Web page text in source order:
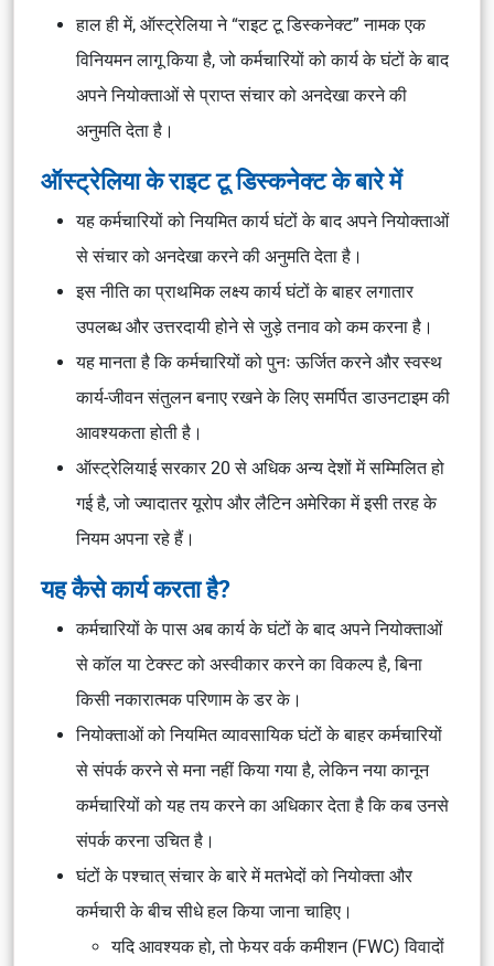
हाल ही में, ऑस्ट्रेलिया ने “राइट टू डिस्कनेक्ट” नामक एक
विनियमन लागू किया है, जो कर्मचारियों को कार्य के घंटों के बाद
अपने नियोक्ताओं से प्राप्त संचार को अनदेखा करने की
अनुमति देता है।
ऑस्ट्रेलिया के राइट टू डिस्कनेक्ट के बारे में
यह कर्मचारियों को नियमित कार्य घंटों के बाद अपने नियोक्ताओं
से संचार को अनदेखा करने की अनुमति देता है।
इस नीति का प्राथमिक लक्ष्य कार्य घंटों के बाहर लगातार
उपलब्ध और उत्तरदायी होने से जुड़े तनाव को कम करना है।
यह मानता है कि कर्मचारियों को पुनः ऊर्जित करने और स्वस्थ
कार्य-जीवन संतुलन बनाए रखने के लिए समर्पित डाउनटाइम की
आवश्यकता होती है।
ऑस्ट्रेलियाई सरकार 20 से अधिक अन्य देशों में सम्मिलित हो
गई है, जो ज्यादातर यूरोप और लैटिन अमेरिका में इसी तरह के
नियम अपना रहे हैं।
यह कैसे कार्य करता है?
कर्मचारियों के पास अब कार्य के घंटों के बाद अपने नियोक्ताओं
से कॉल या टेक्स्ट को अस्वीकार करने का विकल्प है, बिना
किसी नकारात्मक परिणाम के डर के।
नियोक्ताओं को नियमित व्यावसायिक घंटों के बाहर कर्मचारियों
से संपर्क करने से मना नहीं किया गया है, लेकिन नया कानून
कर्मचारियों को यह तय करने का अधिकार देता है कि कब उनसे
संपर्क करना उचित है।
घंटों के पश्चात् संचार के बारे में मतभेदों को नियोक्ता और
कर्मचारी के बीच सीधे हल किया जाना चाहिए।
यदि आवश्यक हो, तो फेयर वर्क कमीशन (FWC) विवादों